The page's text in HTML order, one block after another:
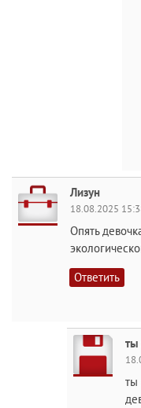
Лизун
18.08.2025
Опять
Ответить
ты
ты